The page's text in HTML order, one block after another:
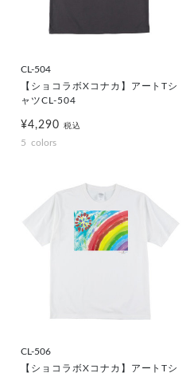
CL-504
【ショコラボXコナカ】アートTシ
ャツCL-504
¥4,290 税込
5 colors
CL-506
【ショコラボXコナカ】アートTシ